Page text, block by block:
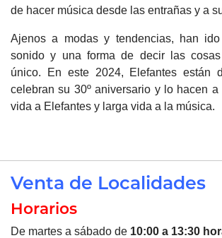
de hacer música desde las entrañas y a
Ajenos a modas y tendencias, han
sonido y una forma de decir las
único. En este 2024, Elefantes están
celebran su 30º aniversario y lo hacen a
vida a Elefantes y larga vida a la música.
Venta de Localidades
Horarios
De martes a sábado de 10:00 a 13:30